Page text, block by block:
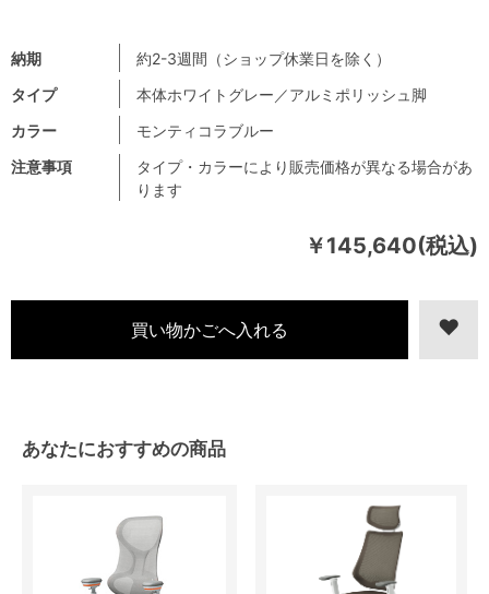
￥145,640(税込)
注意事項
タイプ・カラーにより販売価格が異なる場合があ
ります
納期
約2-3週間（ショップ休業日を除く）
タイプ
本体ホワイトグレー／アルミポリッシュ脚
カラー
モンティコラブルー
あなたにおすすめの商品